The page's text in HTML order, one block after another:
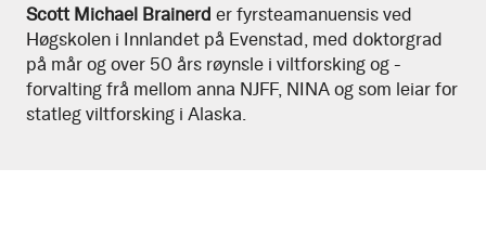
Scott
Michael
Brainerd
Scott Michael Brainerd er fyrsteamanuensis ved
Høgskolen i Innlandet på Evenstad, med doktorgrad
på mår og over 50 års røynsle i viltforsking og -
forvalting frå mellom anna NJFF, NINA og som leiar for
statleg viltforsking i Alaska.